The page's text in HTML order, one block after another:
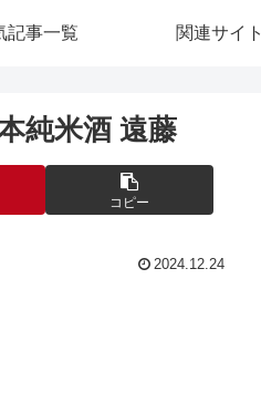
記事一覧 関連サイト
純米酒 遠藤
コピー
2024.12.24